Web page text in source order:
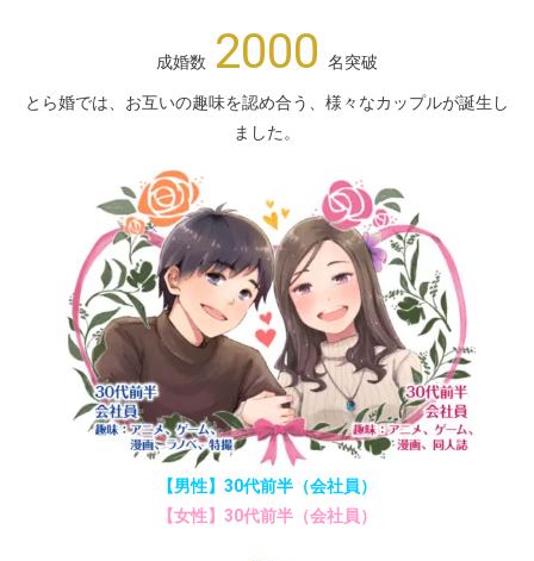
成婚数 2000 名突破
とら婚では、お互いの趣味を認め合う、様々なカップルが誕生し
ました。
【男性】30代前半（会社員）
【女性】30代前半（会社員）